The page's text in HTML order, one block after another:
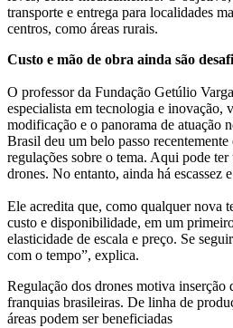
transporte e entrega para localidades
centros, como áreas rurais.
Custo e mão de obra ainda são
O professor da Fundação Getúlio
especialista em tecnologia e inovação,
modificação e o panorama de atuação
Brasil deu um belo passo
regulações sobre o tema. Aqui pode
drones. No entanto, ainda há escassez
Ele acredita que, como qualquer nova
custo e disponibilidade, em um
elasticidade de escala e preço. Se
com o tempo”, explica.
Regulação dos drones motiva inserção
franquias brasileiras. De linha de
áreas podem ser beneficiadas